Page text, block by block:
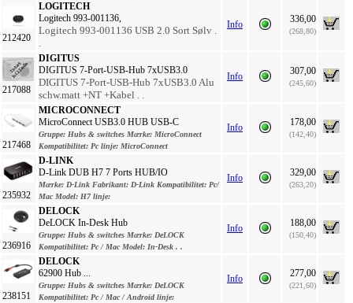
212420
LOGITECH
Logitech 993-001136,
Logitech 993-001136 USB 2.0 Sort Sølv .
.
Info 336,00
(268,80)
217088
DIGITUS
DIGITUS 7-Port-USB-Hub 7xUSB3.0
DIGITUS 7-Port-USB-Hub 7xUSB3.0 Alu
schw.matt +NT +Kabel . .
Info 307,00
(245,60)
217468
MICROCONNECT
MicroConnect USB3.0 HUB USB-C
Gruppe: Hubs & switches Mærke: MicroConnect
Kompatibilitet: Pc linje: MicroConnect
Info 178,00
(142,40)
235932
D-LINK
D-Link DUB H7 7 Ports HUB/IO
Mærke: D-Link Fabrikant: D-Link Kompatibilitet: Pc/
Mac Model: H7 linje:
Info 329,00
(263,20)
236916
DELOCK
DeLOCK In-Desk Hub
Gruppe: Hubs & switches Mærke: DeLOCK
Kompatibilitet: Pc / Mac Model: In-Desk . .
Info 188,00
(150,40)
238151
DELOCK
62900 Hub ...
Gruppe: Hubs & switches Mærke: DeLOCK
Kompatibilitet: Pc / Mac / Android linje:
Info 277,00
(221,60)